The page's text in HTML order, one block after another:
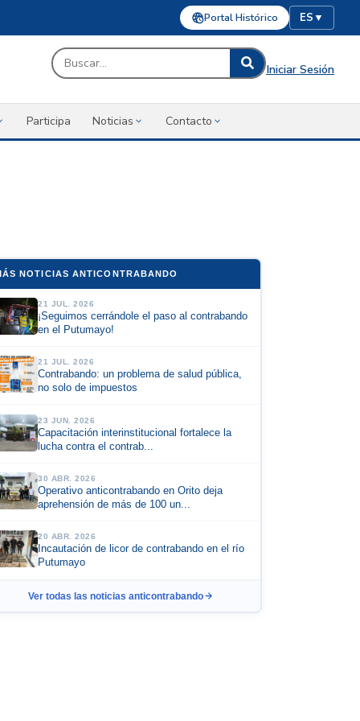
Portal Histórico ES▼
Iniciar Sesión
Participa Noticias Contacto
NOTICIAS ANTICONTRABANDO
21 JUL. 2026
¡Seguimos cerrándole el paso al contrabando
en el Putumayo!
21 JUL. 2026
Contrabando: un problema de salud pública,
no solo de impuestos
23 JUN. 2026
Capacitación interinstitucional fortalece la
lucha contra el contrab...
30 ABR. 2026
Operativo anticontrabando en Orito deja
aprehensión de más de 100 un...
20 ABR. 2026
Incautación de licor de contrabando en el río
Putumayo
Ver todas las noticias anticontrabando